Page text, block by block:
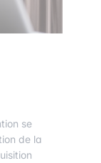
se
de la